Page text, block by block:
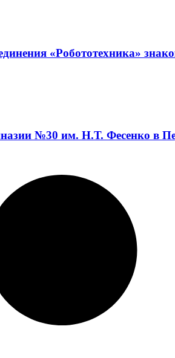
«Робототехника»
№30 им. Н.Т. Фесенко в